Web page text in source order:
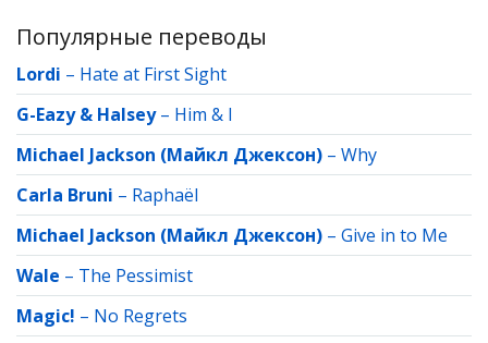
Популярные переводы
Lordi – Hate at First Sight
G-Eazy & Halsey– Him & I
Michael Jackson (Майкл Джексон) – Why
Carla Bruni – Raphaёl
Michael Jackson (Майкл Джексон) – Give in to Me
Wale – The Pessimist
Magic! – No Regrets